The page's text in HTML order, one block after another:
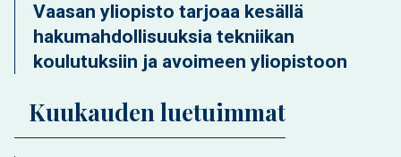
Vaasan yliopisto tarjoaa kesällä
hakumahdollisuuksia tekniikan
koulutuksiin ja avoimeen yliopistoon
Kuukauden luetuimmat